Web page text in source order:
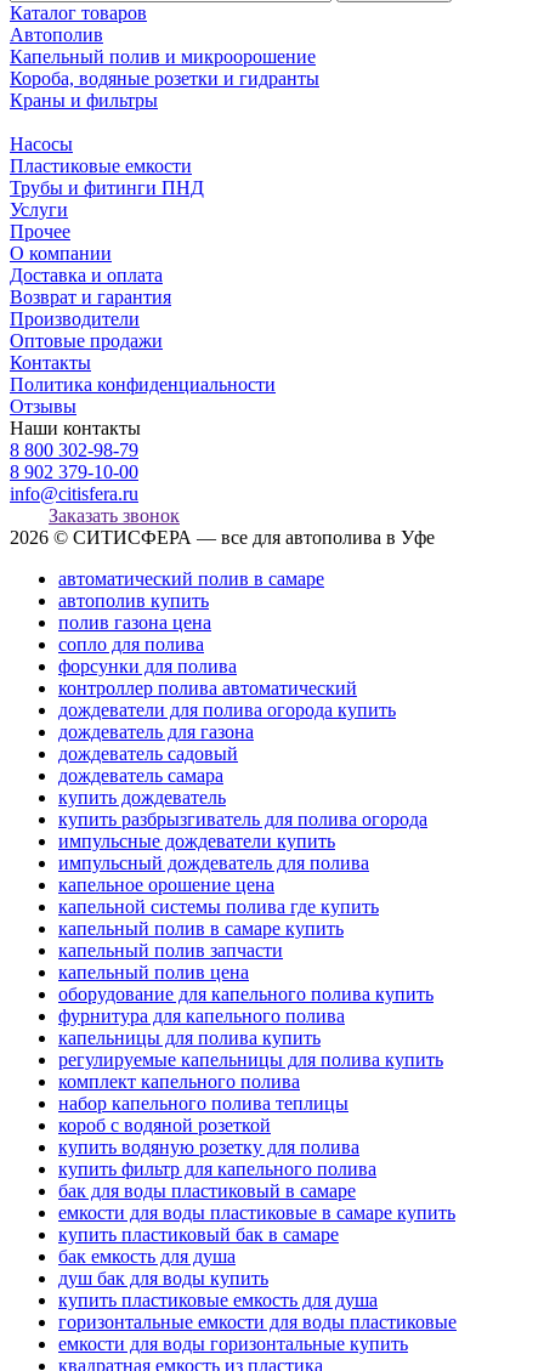
Каталог товаров
Автополив
Капельный полив и микроорошение
Короба, водяные розетки и гидранты
Краны и фильтры
Насосы
Пластиковые емкости
Трубы и фитинги ПНД
Услуги
Прочее
О компании
Доставка и оплата
Возврат и гарантия
Производители
Оптовые продажи
Контакты
Политика конфиденциальности
Отзывы
Наши контакты
8 800 302-98-79
8 902 379-10-00
info@citisfera.ru
Заказать звонок
2026 © СИТИСФЕРА — все для автополива в Уфе
автоматический полив в самаре
автополив купить
полив газона цена
сопло для полива
форсунки для полива
контроллер полива автоматический
дождеватели для полива огорода купить
дождеватель для газона
дождеватель садовый
дождеватель самара
купить дождеватель
купить разбрызгиватель для полива огорода
импульсные дождеватели купить
импульсный дождеватель для полива
капельное орошение цена
капельной системы полива где купить
капельный полив в самаре купить
капельный полив запчасти
капельный полив цена
оборудование для капельного полива купить
фурнитура для капельного полива
капельницы для полива купить
регулируемые капельницы для полива купить
комплект капельного полива
набор капельного полива теплицы
короб с водяной розеткой
купить водяную розетку для полива
купить фильтр для капельного полива
бак для воды пластиковый в самаре
емкости для воды пластиковые в самаре купить
купить пластиковый бак в самаре
бак емкость для душа
душ бак для воды купить
купить пластиковые емкость для душа
горизонтальные емкости для воды пластиковые
емкости для воды горизонтальные купить
квадратная емкость из пластика